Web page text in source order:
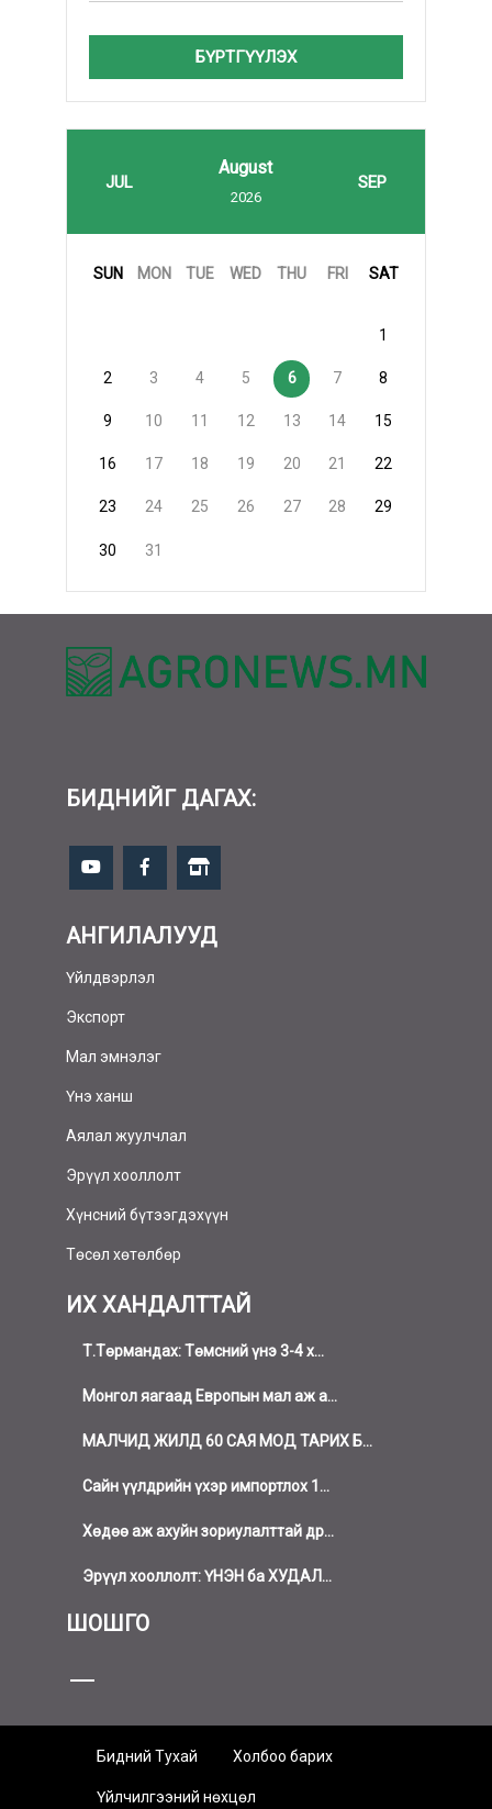
БҮРТГҮҮЛЭХ
JUL
August
2026
SEP
SUN MON TUE WED THU FRI SAT
1
2 3 4 5 6 7 8
9 10 11 12 13 14 15
16 17 18 19 20 21 22
23 24 25 26 27 28 29
30 31
БИДНИЙГ ДАГАХ:
АНГИЛАЛУУД
Үйлдвэрлэл
Экспорт
Мал эмнэлэг
Үнэ ханш
Аялал жуулчлал
Эрүүл хооллолт
Хүнсний бүтээгдэхүүн
Төсөл хөтөлбөр
ИХ ХАНДАЛТТАЙ
Т.Төрмандах: Төмсний үнэ 3-4 х...
Монгол яагаад Европын мал аж а...
МАЛЧИД ЖИЛД 60 САЯ МОД ТАРИХ Б...
Сайн үүлдрийн үхэр импортлох 1...
Хөдөө аж ахуйн зориулалттай др...
Эрүүл хооллолт: ҮНЭН ба ХУДАЛ...
ШОШГО
Бидний Тухай Холбоо барих
Үйлчилгээний нөхцөл